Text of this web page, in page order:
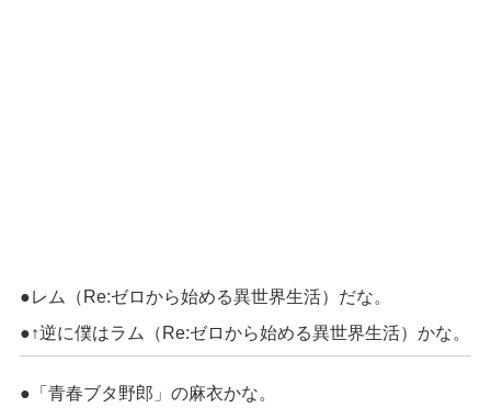
●レム（Re:ゼロから始める異世界生活）だな。
●↑逆に僕はラム（Re:ゼロから始める異世界生活）かな。
●「青春ブタ野郎」の麻衣かな。